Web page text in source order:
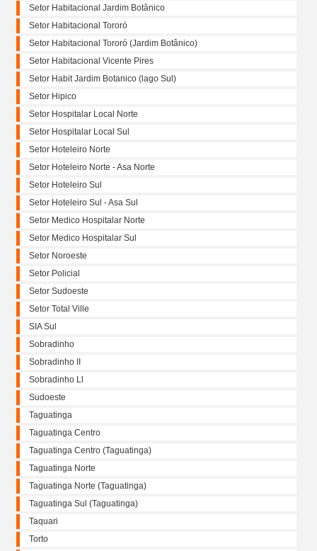
Setor Habitacional Jardim Botânico
Setor Habitacional Tororó
Setor Habitacional Tororó (Jardim Botânico)
Setor Habitacional Vicente Pires
Setor Habit Jardim Botanico (lago Sul)
Setor Hipico
Setor Hospitalar Local Norte
Setor Hospitalar Local Sul
Setor Hoteleiro Norte
Setor Hoteleiro Norte - Asa Norte
Setor Hoteleiro Sul
Setor Hoteleiro Sul - Asa Sul
Setor Medico Hospitalar Norte
Setor Medico Hospitalar Sul
Setor Noroeste
Setor Policial
Setor Sudoeste
Setor Total Ville
SIA Sul
Sobradinho
Sobradinho II
Sobradinho Ll
Sudoeste
Taguatinga
Taguatinga Centro
Taguatinga Centro (Taguatinga)
Taguatinga Norte
Taguatinga Norte (Taguatinga)
Taguatinga Sul (Taguatinga)
Taquari
Torto